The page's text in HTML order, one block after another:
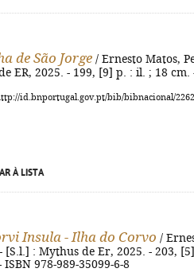
de São Jorge / Ernesto Matos,
ER, 2025. - 199, [9] p. : il. ; 18 cm.
id.bnportugal.gov.pt/bib/bibnacional/
À LISTA
Insula - Ilha do Corvo /
[S.l.] : Mythus de Er, 2025. - 203,
ISBN 978-989-35099-6-8